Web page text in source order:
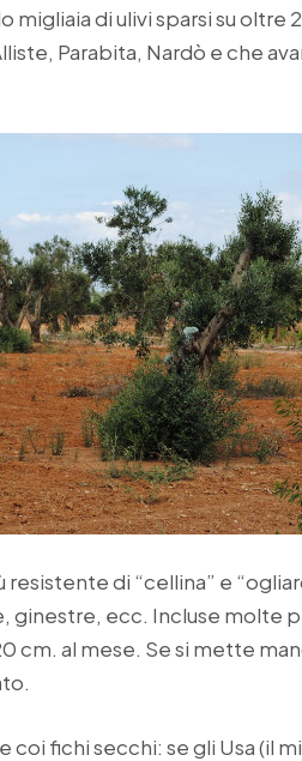
migliaia di ulivi sparsi su
Parabita, Nardò e che
resistente di “cellina” e
ginestre, ecc. Incluse molte
cm. al mese. Se si mette
coi fichi secchi: se gli Usa (il